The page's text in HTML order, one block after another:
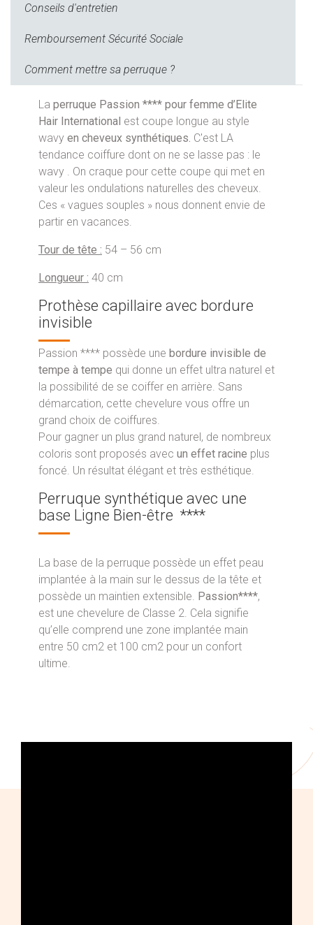
Conseils d'entretien
Remboursement Sécurité Sociale
Comment mettre sa perruque ?
La perruque Passion **** pour femme d’Elite
Hair International est coupe longue au style
wavy en cheveux synthétiques. C'est LA
tendance coiffure dont on ne se lasse pas : le
wavy . On craque pour cette coupe qui met en
valeur les ondulations naturelles des cheveux.
Ces « vagues souples » nous donnent envie de
partir en vacances.
Tour de tête : 54 – 56 cm
Longueur : 40 cm
Prothèse capillaire avec bordure
invisible
Passion **** possède une bordure invisible de
tempe à tempe qui donne un effet ultra naturel et
la possibilité de se coiffer en arrière. Sans
démarcation, cette chevelure vous offre un
grand choix de coiffures.
Pour gagner un plus grand naturel, de nombreux
coloris sont proposés avec un effet racine plus
foncé. Un résultat élégant et très esthétique.
Perruque synthétique avec une
base Ligne Bien-être ****
La base de la perruque possède un effet peau
implantée à la main sur le dessus de la tête et
possède un maintien extensible. Passion****,
est une chevelure de Classe 2. Cela signifie
qu’elle comprend une zone implantée main
entre 50 cm2 et 100 cm2 pour un confort
ultime.